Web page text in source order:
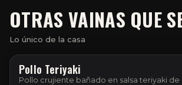
OTRAS VAINAS QUE
Lo único de la casa
Pollo Teriyaki
Pollo crujiente bañado en salsa teriyaki de